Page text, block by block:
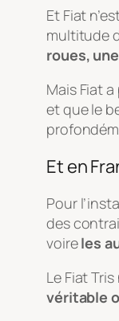
Et Fiat
multitude
roues,
Mais Fiat
et que le
Et en
Pour
des
voireles
Le Fiat
véritable